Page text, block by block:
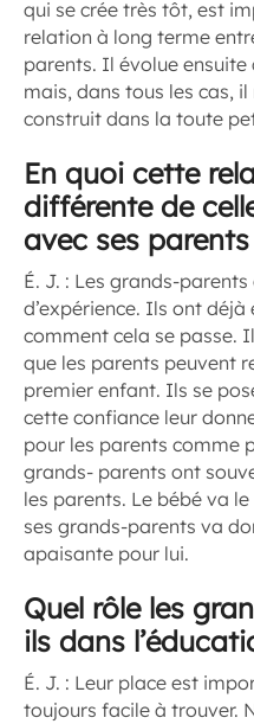
qui se crée très tôt, est
relation à long terme
parents. Il évolue
mais, dans tous les cas,
construit dans la toute
En quoi cette
différente de
avec ses parents
É. J. : Les grands-
d’expérience. Ils ont
comment cela se passe.
que les parents peuvent
premier enfant. Ils se
cette confiance leur
pour les parents comme
grands- parents ont
les parents. Le bébé va
ses grands-parents va
apaisante pour lui.
Quel rôle les
ils dans
É. J. : Leur place est
toujours facile à trouver.